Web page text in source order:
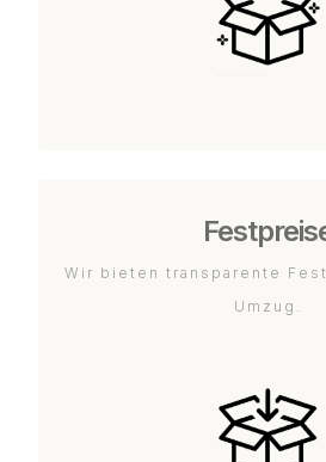
Wir bieten transparente
Umzug.